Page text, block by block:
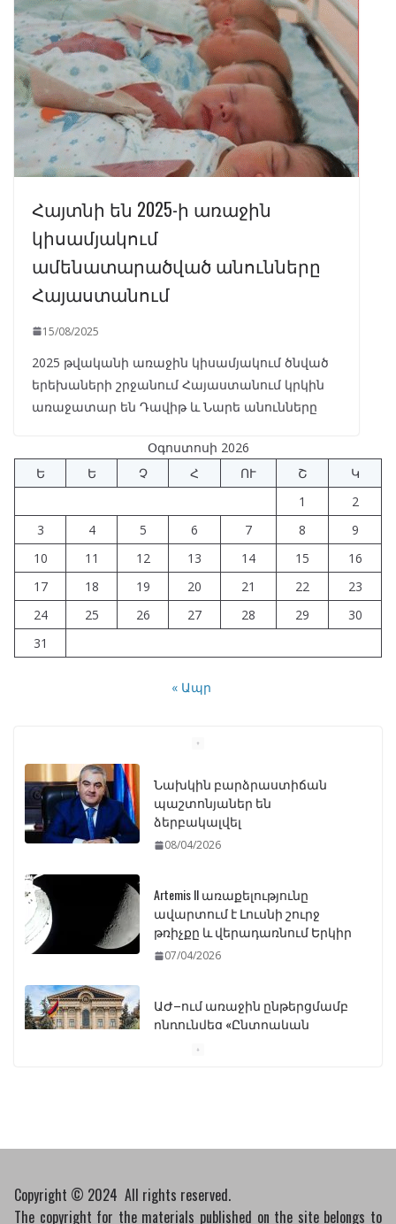
Հայտնի են 2025-ի առաջին
կիսամյակում
ամենատարածված անունները
Հայաստանում
15/08/2025
2025 թվականի առաջին կիսամյակում ծնված
երեխաների շրջանում Հայաստանում կրկին
առաջատար են Դավիթ և Նարե անունները
Օգոստոսի 2026
Ե
Ե Չ Հ ՈՒ Շ
Կ
1
2
3
4 5 6 7 8
9
10
11 12 13 14 15
16
17
18 19 20 21 22
23
24
25 26 27 28 29
30
31
« Ապր
Նախկին բարձրաստիճան
պաշտոնյաներ են
ձերբակալվել
08/04/2026
Artemis II առաքելությունը
ավարտում է Լուսնի շուրջ
թռիչքը և վերադառնում Երկիր
07/04/2026
ԱԺ–ում առաջին ընթերցմամբ
ընդունվեց «Ընտրական
կբողոքարկի Գարեգին
սահմանափակման
վերացման որոշումը
Copyright © 2024 All rights reserved.
The copyright for the materials published on the site belongs to